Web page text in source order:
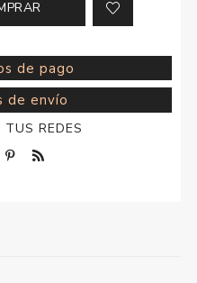
de pago
de envío
TUS REDES